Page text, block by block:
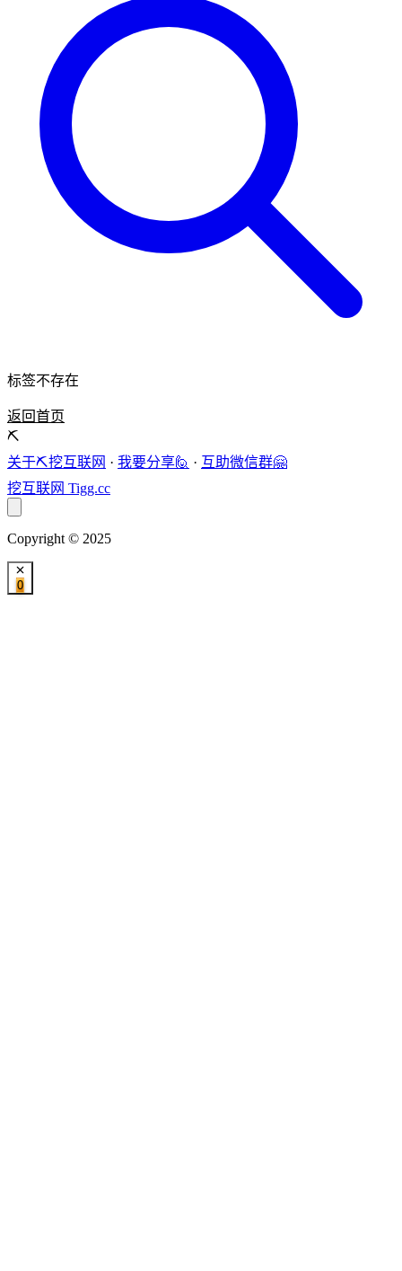
标签不存在
返回首页
⛏️
关于⛏️挖互联网 · 我要分享🙋 · 互助微信群🤗
挖互联网 Tigg.cc
Copyright © 2025
0